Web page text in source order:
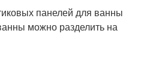
панелей для ванны
можно разделить на